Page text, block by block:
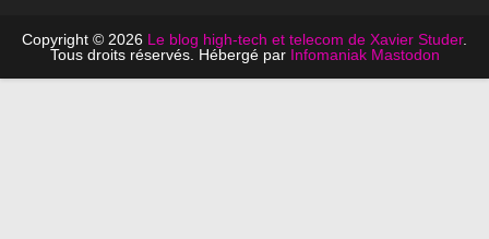
Copyright © 2026 Le blog high-tech et telecom de Xavier Studer.
Tous droits réservés. Hébergé par Infomaniak Mastodon